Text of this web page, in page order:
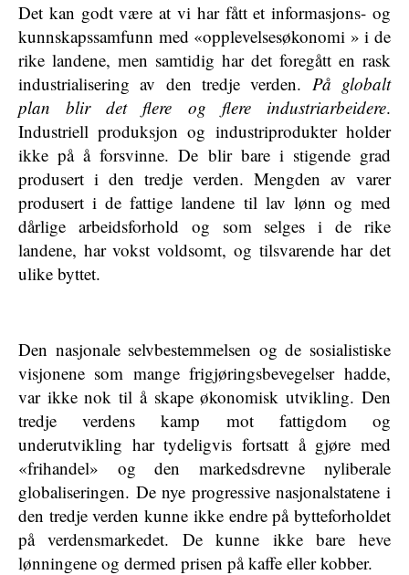
Det kan godt være at vi har fått et informasjons- og
kunnskapssamfunn med «opplevelsesøkonomi » i de
rike landene, men samtidig har det foregått en rask
industrialisering av den tredje verden. På globalt
plan blir det flere og flere industriarbeidere.
Industriell produksjon og industriprodukter holder
ikke på å forsvinne. De blir bare i stigende grad
produsert i den tredje verden. Mengden av varer
produsert i de fattige landene til lav lønn og med
dårlige arbeidsforhold og som selges i de rike
landene, har vokst voldsomt, og tilsvarende har det
ulike byttet.
Den nasjonale selvbestemmelsen og de sosialistiske
visjonene som mange frigjøringsbevegelser hadde,
var ikke nok til å skape økonomisk utvikling. Den
tredje verdens kamp mot fattigdom og
underutvikling har tydeligvis fortsatt å gjøre med
«frihandel» og den markedsdrevne nyliberale
globaliseringen. De nye progressive nasjonalstatene i
den tredje verden kunne ikke endre på bytteforholdet
på verdensmarkedet. De kunne ikke bare heve
lønningene og dermed prisen på kaffe eller kobber.